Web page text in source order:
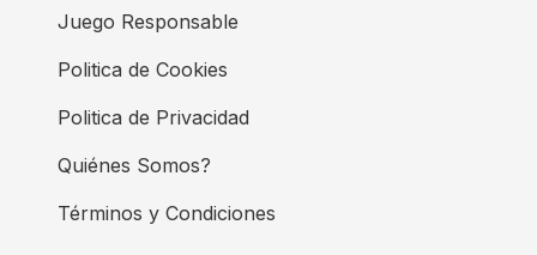
Juego Responsable
Politica de Cookies
Politica de Privacidad
Quiénes Somos?
Términos y Condiciones